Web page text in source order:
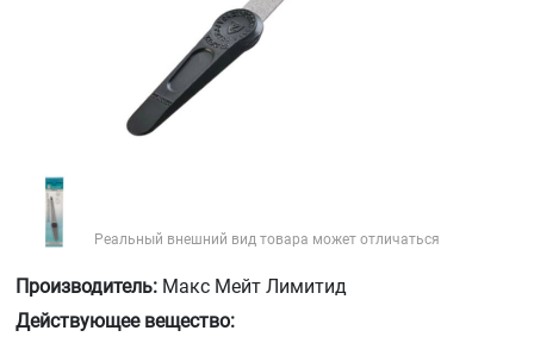
Реальный внешний вид товара может отличаться
Производитель: Макс Мейт Лимитид
Действующее вещество: